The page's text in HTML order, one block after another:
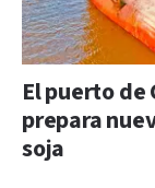
El puerto de
prepara
soja